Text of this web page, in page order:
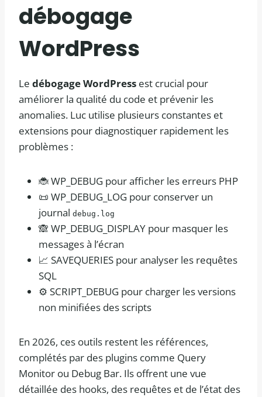
débogage
WordPress
Le débogage WordPress est crucial pour
améliorer la qualité du code et prévenir les
anomalies. Luc utilise plusieurs constantes et
extensions pour diagnostiquer rapidement les
problèmes :
🐞 WP_DEBUG pour afficher les erreurs PHP
📜 WP_DEBUG_LOG pour conserver un
journal debug.log
🙈 WP_DEBUG_DISPLAY pour masquer les
messages à l’écran
📈 SAVEQUERIES pour analyser les requêtes
SQL
⚙️ SCRIPT_DEBUG pour charger les versions
non minifiées des scripts
En 2026, ces outils restent les références,
complétés par des plugins comme Query
Monitor ou Debug Bar. Ils offrent une vue
détaillée des hooks, des requêtes et de l’état des